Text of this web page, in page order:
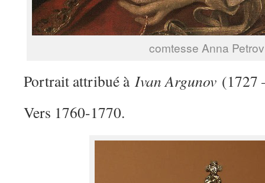
comtesse Anna
Portrait attribué à Ivan Argunov (1727
Vers 1760-1770.